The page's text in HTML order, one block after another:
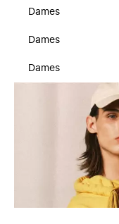
Dames
Dames
Dames